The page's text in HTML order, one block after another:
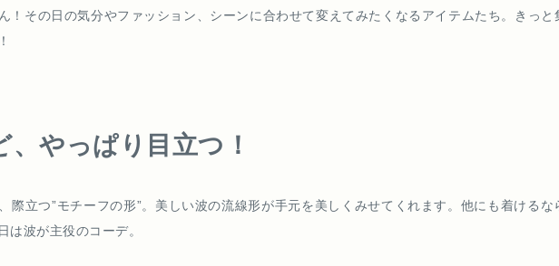
！その日の気分やファッション、シーンに合わせて変えてみたくなるアイテムたち。きっと
やっぱり目立つ！
際立つ”モチーフの形”。美しい波の流線形が手元を美しくみせてくれます。他にも着けるな
は波が主役のコーデ。